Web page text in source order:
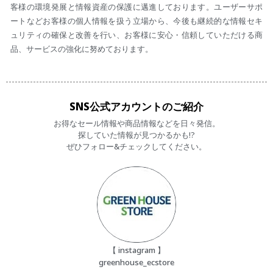
客様の環境発展と情報資産の保護に邁進しております。ユーザーサポ
ートなどお客様の個人情報を扱う立場から、今後も継続的な情報セキ
ュリティの確保と改善を行い、お客様に安心・信頼していただける商
品、サービスの強化に努めております。
SNS公式アカウントのご紹介
お得なセール情報や商品情報などを日々発信。
探していた情報が見つかるかも!?
ぜひフォロー&チェックしてください。
【 instagram 】
greenhouse_ecstore